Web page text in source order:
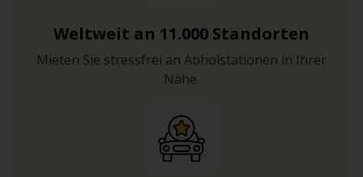
Weltweit an 11.000 Standorten
Mieten Sie stressfrei an Abholstationen in Ihrer
Nähe.